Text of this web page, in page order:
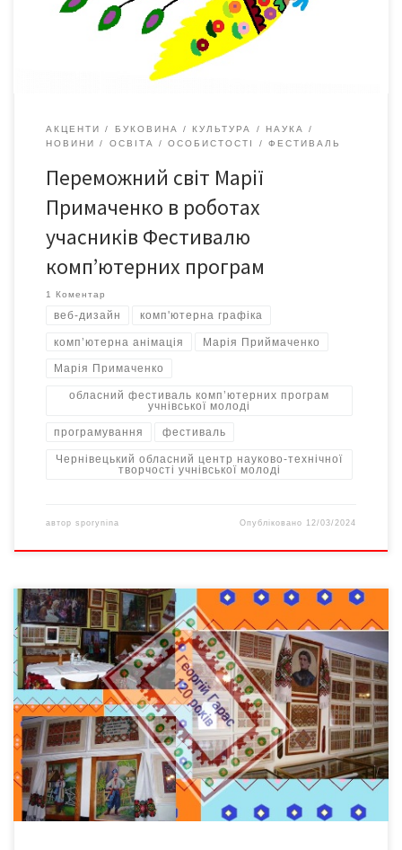
р.). Чому цю картину? Бо я вважаю, що вона зараз найбільш
актуальна! Тільки […]
АКЦЕНТИ БУКОВИНА КУЛЬТУРА
НАУКА
НОВИНИ
ОСВІТА ОСОБИСТОСТІ ФЕСТИВАЛЬ
Переможний світ Марії
Примаченко в роботах
учасників Фестивалю
комп’ютерних програм
1 Коментар
веб-дизайн комп'ютерна графіка
комп’ютерна анімація Марія Приймаченко
Марія Примаченко
обласний фестиваль комп’ютерних програм
учнівської молоді
програмування фестиваль
Чернівецький обласний центр науково-технічної
творчості учнівської молоді
автор sporynina Опубліковано 12/03/2024
26 лютого 2021-го у Чернівецькому обласному центрі науково-
технічної творчості учнівської молоді відбулося відкриття у
форматі «онлайн» обласного фестивалю комп’ютерних
програм. Тематика цьогорічного Фестивалю – «Відзначення
120-ї річниці від дня народження Георгія Гараса». 56 учасників
шкіл Чернівців та Чернівецької області, гуртків позашкільної
освіти увійшли у фінал обласного етапу конкурсу. Завданням
[…]